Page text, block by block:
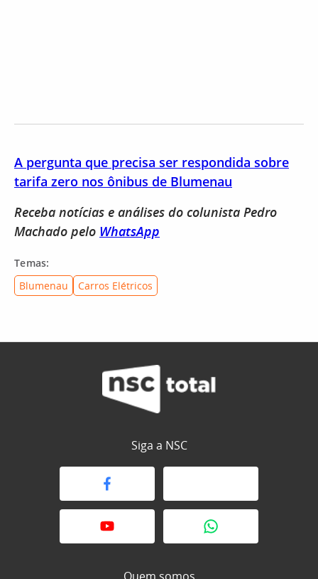
A pergunta que precisa ser respondida sobre
tarifa zero nos ônibus de Blumenau
Receba notícias e análises do colunista Pedro
Machado pelo WhatsApp
Temas:
Blumenau
Carros Elétricos
Siga a NSC